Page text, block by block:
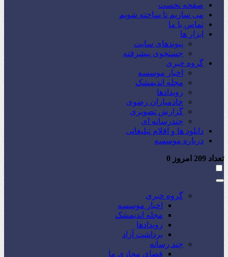
صفحه نخست
می سازیم تا ساخته شویم
تماس با ما
ابزار ها
پیوندهای سایت
جستجوی پیشرفته
گروه خبری
اخبار موسسه
مجله اندیمشک
رویدادها
خادمیاران رضوی
گزارش تصویری
چندرسانه ای
دانلود ها و اقلام تبلیغاتی
درباره موسسه
تعداد امروز 0
گروه خبری
اخبار موسسه
مجله اندیمشک
رویدادها
برداشت آزاد
چند رسانه
فضای مجازی ما